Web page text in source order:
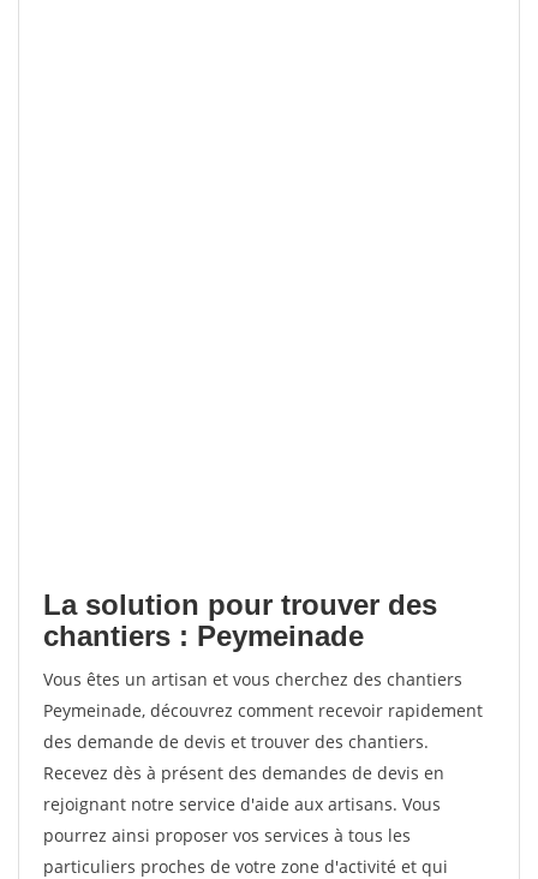
La solution pour trouver des
chantiers : Peymeinade
Vous êtes un artisan et vous cherchez des chantiers
Peymeinade, découvrez comment recevoir rapidement
des demande de devis et trouver des chantiers.
Recevez dès à présent des demandes de devis en
rejoignant notre service d'aide aux artisans. Vous
pourrez ainsi proposer vos services à tous les
particuliers proches de votre zone d'activité et qui